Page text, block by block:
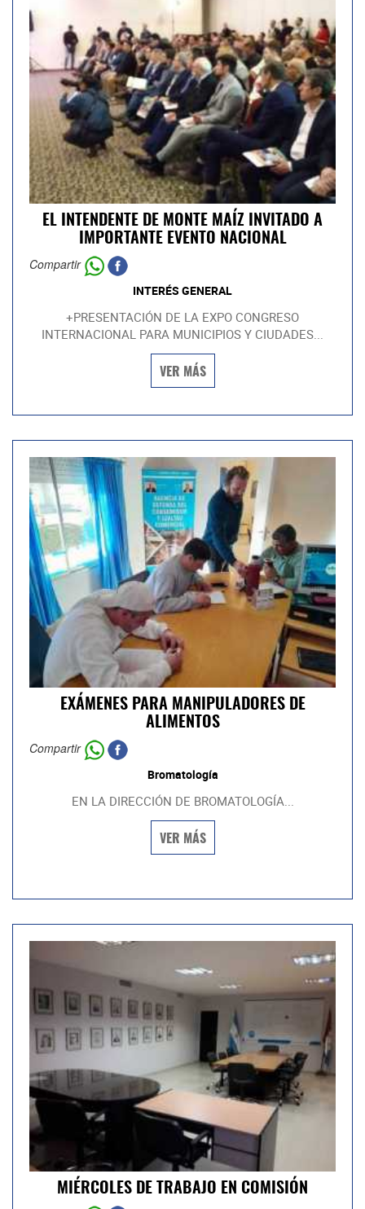
EL INTENDENTE DE MONTE MAÍZ INVITADO A
IMPORTANTE EVENTO NACIONAL
Compartir
INTERÉS GENERAL
+PRESENTACIÓN DE LA EXPO CONGRESO
INTERNACIONAL PARA MUNICIPIOS Y CIUDADES...
VER MÁS
EXÁMENES PARA MANIPULADORES DE
ALIMENTOS
Compartir
Bromatología
EN LA DIRECCIÓN DE BROMATOLOGÍA...
VER MÁS
MIÉRCOLES DE TRABAJO EN COMISIÓN